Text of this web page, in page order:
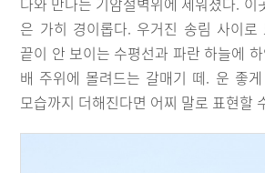
은 가히 경이롭다. 우거진 송림 사이로
끝이 안 보이는 수평선과 파란 하늘에
배 주위에 몰려드는 갈매기 떼. 운 좋
모습까지 더해진다면 어찌 말로 표현할